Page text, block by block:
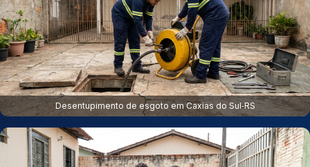
Desentupimento de esgoto em Caxias do Sul‑RS